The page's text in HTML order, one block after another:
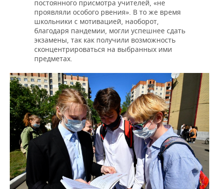
постоянного присмотра учителей, «не
проявляли особого рвения». В то же время
школьники с мотивацией, наоборот,
благодаря пандемии, могли успешнее сдать
экзамены, так как получили возможность
сконцентрироваться на выбранных ими
предметах.